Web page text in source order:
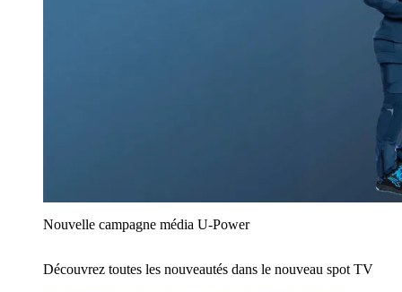
Nouvelle campagne média U‑Power
Découvrez toutes les nouveautés dans le nouveau spot TV